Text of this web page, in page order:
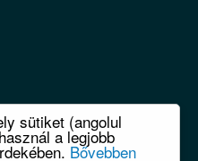
sütiket (angolul
a legjobb
Bővebben